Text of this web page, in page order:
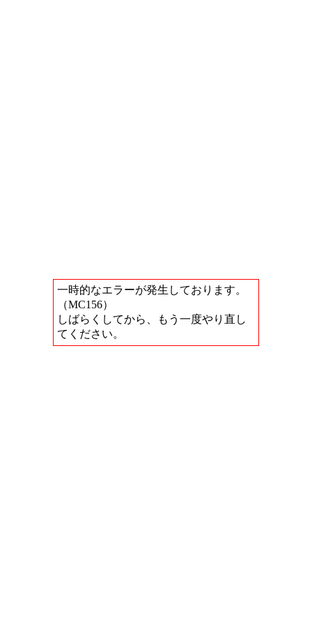
一時的なエラーが発生しております。
（MC156）
しばらくしてから、もう一度やり直し
てください。